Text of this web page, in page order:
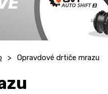
Opravdové drtiče mrazu